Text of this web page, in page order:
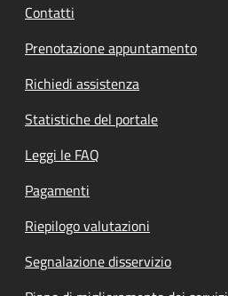
Contatti
Prenotazione appuntamento
Richiedi assistenza
Statistiche del portale
Leggi le FAQ
Pagamenti
Riepilogo valutazioni
Segnalazione disservizio